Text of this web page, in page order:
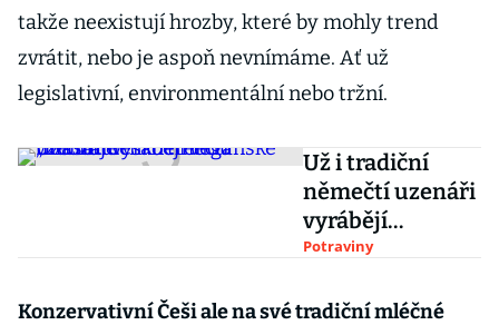
takže neexistují hrozby, které by mohly trend
zvrátit, nebo je aspoň nevnímáme. Ať už
legislativní, environmentální nebo tržní.
Už i tradiční
němečtí uzenáři
vyrábějí
veganské
trendu vzdoruje
Potraviny
Konzervativní Češi ale na své tradiční mléčné